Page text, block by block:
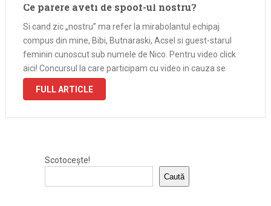
Ce parere aveti de spoof-ul nostru?
Si cand zic „nostru” ma refer la mirabolantul echipaj
compus din mine, Bibi, Butnaraski, Acsel si guest-starul
feminin cunoscut sub numele de Nico. Pentru video click
aici! Concursul la care participam cu video in cauza se
cheama Grand Spoof 2012 si ne-ar placea daca ati arunca
FULL ARTICLE
Scotocește!
Caută